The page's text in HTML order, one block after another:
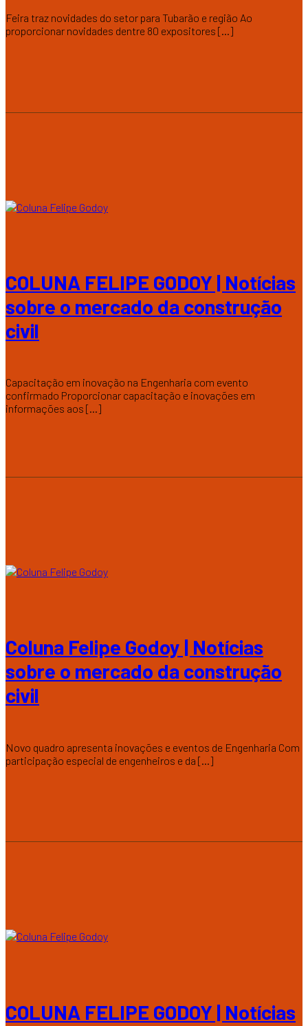
Feira traz novidades do setor para Tubarão e região Ao
proporcionar novidades dentre 80 expositores [...]
COLUNA FELIPE GODOY | Notícias
sobre o mercado da construção
civil
Capacitação em inovação na Engenharia com evento
confirmado Proporcionar capacitação e inovações em
informações aos [...]
Coluna Felipe Godoy | Notícias
sobre o mercado da construção
civil
Novo quadro apresenta inovações e eventos de Engenharia Com
participação especial de engenheiros e da [...]
COLUNA FELIPE GODOY | Notícias